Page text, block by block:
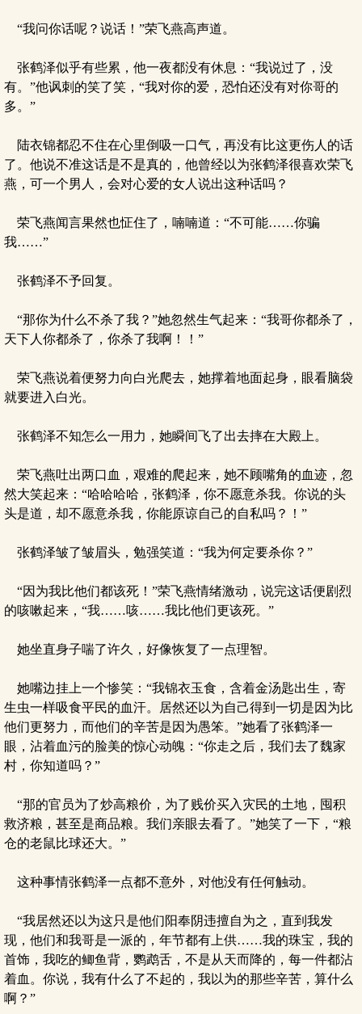
“我问你话呢？说话！”荣飞燕高声道。
张鹤泽似乎有些累，他一夜都没有休息：“我说过了，没
有。”他讽刺的笑了笑，“我对你的爱，恐怕还没有对你哥的
多。”
陆衣锦都忍不住在心里倒吸一口气，再没有比这更伤人的话
了。他说不准这话是不是真的，他曾经以为张鹤泽很喜欢荣飞
燕，可一个男人，会对心爱的女人说出这种话吗？
荣飞燕闻言果然也怔住了，喃喃道：“不可能……你骗
我……”
张鹤泽不予回复。
“那你为什么不杀了我？”她忽然生气起来：“我哥你都杀了，
天下人你都杀了，你杀了我啊！！”
荣飞燕说着便努力向白光爬去，她撑着地面起身，眼看脑袋
就要进入白光。
张鹤泽不知怎么一用力，她瞬间飞了出去摔在大殿上。
荣飞燕吐出两口血，艰难的爬起来，她不顾嘴角的血迹，忽
然大笑起来：“哈哈哈哈，张鹤泽，你不愿意杀我。你说的头
头是道，却不愿意杀我，你能原谅自己的自私吗？！”
张鹤泽皱了皱眉头，勉强笑道：“我为何定要杀你？”
“因为我比他们都该死！”荣飞燕情绪激动，说完这话便剧烈
的咳嗽起来，“我……咳……我比他们更该死。”
她坐直身子喘了许久，好像恢复了一点理智。
她嘴边挂上一个惨笑：“我锦衣玉食，含着金汤匙出生，寄
生虫一样吸食平民的血汗。居然还以为自己得到一切是因为比
他们更努力，而他们的辛苦是因为愚笨。”她看了张鹤泽一
眼，沾着血污的脸美的惊心动魄：“你走之后，我们去了魏家
村，你知道吗？”
“那的官员为了炒高粮价，为了贱价买入灾民的土地，囤积
救济粮，甚至是商品粮。我们亲眼去看了。”她笑了一下，“粮
仓的老鼠比球还大。”
这种事情张鹤泽一点都不意外，对他没有任何触动。
“我居然还以为这只是他们阳奉阴违擅自为之，直到我发
现，他们和我哥是一派的，年节都有上供……我的珠宝，我的
首饰，我吃的鲫鱼背，鹦鹉舌，不是从天而降的，每一件都沾
着血。你说，我有什么了不起的，我以为的那些辛苦，算什么
啊？”